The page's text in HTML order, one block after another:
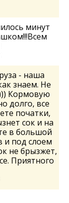
минут
- наша
знаем. Не
Кормовую
долго, все
початки,
сок и на
в большой
и под слоем
не брызжет,
Приятного